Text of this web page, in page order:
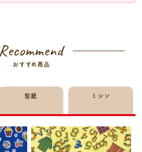
Recommend
おすすめ商品
型紙 ミシン